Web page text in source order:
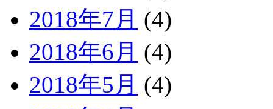
2018年7月 (4)
2018年6月 (4)
2018年5月 (4)